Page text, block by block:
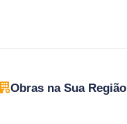
Obras na Sua Região